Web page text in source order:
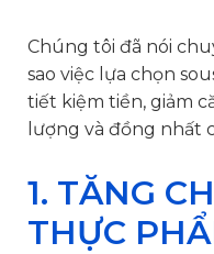
Chúng tôi đã nói
sao việc lựa chọn
tiết kiệm tiền, giảm
lượng và đồng nhất
1. TĂNG
THỰC